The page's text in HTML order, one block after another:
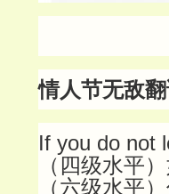
情人节无敌
If you do not
（四级水平
（六级水平